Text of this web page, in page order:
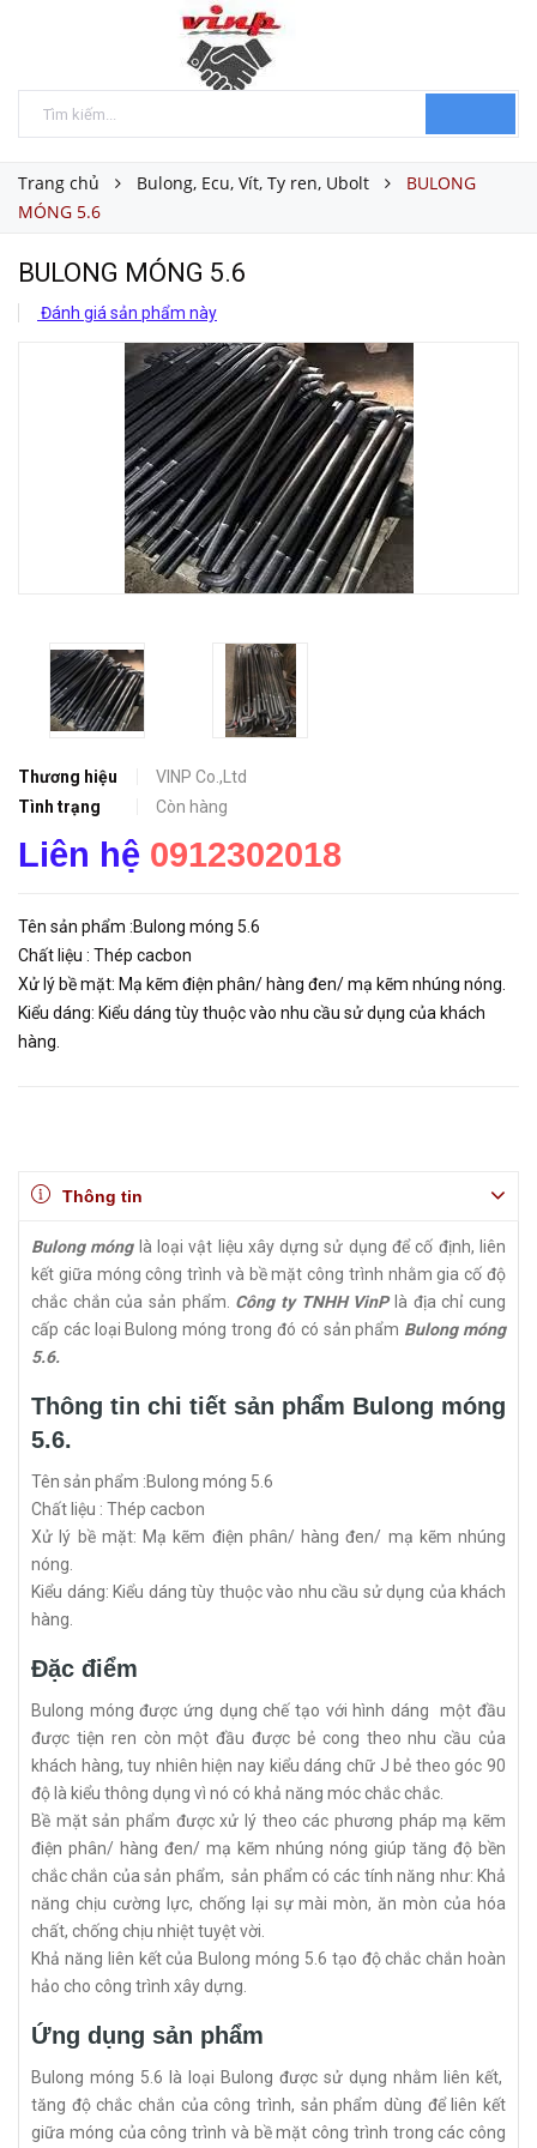
Trang chủ Bulong, Ecu, Vít, Ty ren, Ubolt
BULONG
MÓNG 5.6
BULONG MÓNG 5.6
Đánh giá sản phẩm này
Thương hiệu
VINP Co.,Ltd
Tình trạng
Còn hàng
Liên hệ 0912302018
Tên sản phẩm :Bulong móng 5.6
Chất liệu : Thép cacbon
Xử lý bề mặt: Mạ kẽm điện phân/ hàng đen/ mạ kẽm nhúng nóng.
Kiểu dáng: Kiểu dáng tùy thuộc vào nhu cầu sử dụng của khách
hàng.
Thông tin
Bulong mónglà loại vật liệu xây dựng sử dụng để cố định, liên
kết giữa móng công trình và bề mặt công trình nhằm gia cố độ
chắc chắn của sản phẩm. Công ty TNHH VinPlà địa chỉ cung
cấp các loại Bulong móng trong đó có sản phẩm Bulong móng
5.6.
Thông tin chi tiết sản phẩm Bulong móng
5.6.
Tên sản phẩm :Bulong móng 5.6
Chất liệu : Thép cacbon
Xử lý bề mặt: Mạ kẽm điện phân/ hàng đen/ mạ kẽm nhúng
nóng.
Kiểu dáng: Kiểu dáng tùy thuộc vào nhu cầu sử dụng của khách
hàng.
Đặc điểm
Bulong móng được ứng dụng chế tạo với hình dáng một đầu
được tiện ren còn một đầu được bẻ cong theo nhu cầu của
khách hàng, tuy nhiên hiện nay kiểu dáng chữ J bẻ theo góc 90
độ là kiểu thông dụng vì nó có khả năng móc chắc chắc.
Bề mặt sản phẩm được xử lý theo các phương pháp mạ kẽm
điện phân/ hàng đen/ mạ kẽm nhúng nóng giúp tăng độ bền
chắc chắn của sản phẩm, sản phẩm có các tính năng như: Khả
năng chịu cường lực, chống lại sự mài mòn, ăn mòn của hóa
chất, chống chịu nhiệt tuyệt vời.
Khả năng liên kết của Bulong móng 5.6 tạo độ chắc chắn hoàn
hảo cho công trình xây dựng.
Ứng dụng sản phẩm
Bulong móng 5.6 là loại Bulong được sử dụng nhằm liên kết,
tăng độ chắc chắn của công trình, sản phẩm dùng để liên kết
giữa móng của công trình và bề mặt công trình trong các công